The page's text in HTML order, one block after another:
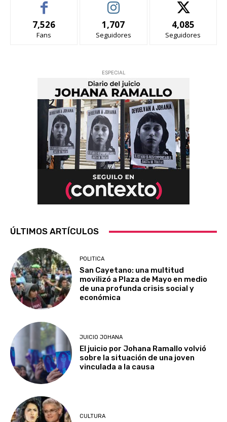
7,526
Fans
1,707
Seguidores
4,085
Seguidores
ESPECIAL
ÚLTIMOS ARTÍCULOS
POLITICA
San Cayetano: una multitud
movilizó a Plaza de Mayo en medio
de una profunda crisis social y
económica
JUICIO JOHANA
El juicio por Johana Ramallo volvió
sobre la situación de una joven
vinculada a la causa
CULTURA